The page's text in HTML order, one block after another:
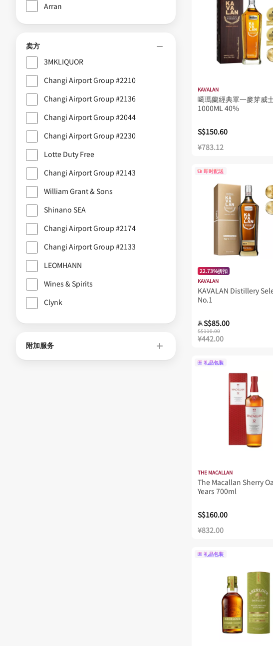
Arran
Asta Morris
Chorlton
Diageo
GLENGOYNE
Glenfarclas
Glenglassaugh
James Eadie
KI ONE
KYRO
Keeble Cask Company lt
Kilchoman
MARS
NIKKA
OLD PULTENEY
Omar單一麥芽威士忌
卖方
3MKLIQUOR
Changi Airport Group #2210
Changi Airport Group #2136
Changi Airport Group #2044
Changi Airport Group #2230
Lotte Duty Free
Changi Airport Group #2143
William Grant & Sons
Shinano SEA
Changi Airport Group #2174
Changi Airport Group #2133
LEOMHANN
Wines & Spirits
Clynk
附加服务
KAVALAN
噶瑪蘭經典單一麥芽威
1000ML 40%
S$150.60
¥783.12
即时配送
22.73%折扣
KAVALAN
KAVALAN Distillery
No.1
从S$85.00
S$110.00
¥442.00
礼品包装
THE MACALLAN
The Macallan Sherry
Years 700ml
S$160.00
¥832.00
礼品包装